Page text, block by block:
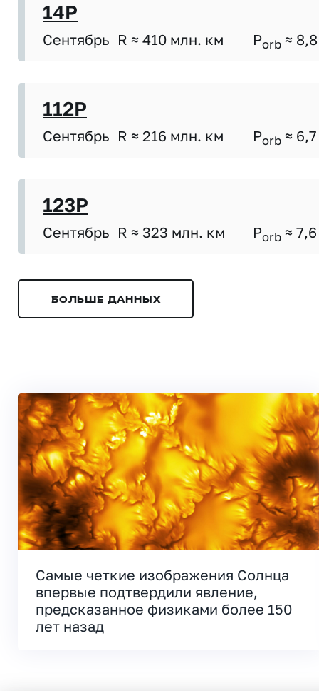
14P
Сентябрь R ≈ 410 млн. км Porb ≈ 8,8
112P
Сентябрь R ≈ 216 млн. км Porb ≈ 6,7
123P
Сентябрь R ≈ 323 млн. км Porb ≈ 7,6
БОЛЬШЕ ДАННЫХ
Самые четкие изображения Солнца
впервые подтвердили явление,
предсказанное физиками более 150
лет назад